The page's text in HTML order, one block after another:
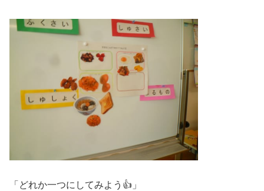
「どれか一つにしてみよう👍」